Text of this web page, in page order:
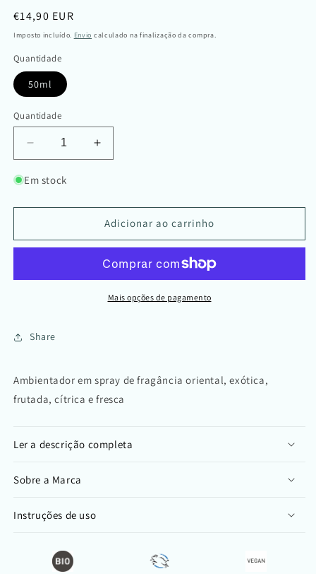
Preço
normal
€14,90 EUR
Imposto incluído. Envio calculado na finalização da compra.
Quantidade
50ml
Quantidade
Diminuir
a
quantidade
Ambientador
em
Boa
Aumentar
a
Ambientador
Bio
em
Boa
Disposição
Em stock
Adicionar ao carrinho
Mais opções de pagamento
Share
Ambientador em spray de fragância oriental, exótica,
frutada, cítrica e fresca
Ler a descrição completa
Sobre a Marca
Instruções de uso